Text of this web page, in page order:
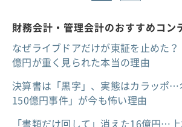
財務会計・管理会計のおすすめコン
なぜライブドアだけが東証を止めた
億円が重く見られた本当の理由
決算書は「黒字」、実態はカラッポ
150億円事件」が今も怖い理由
「書類だけ回して」消えた16億円…